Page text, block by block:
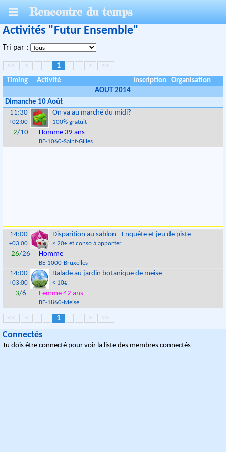
Rencontre du temps
Activités "Futur Ensemble"
Tri par :
<< < 1 > >>
Timing Activité Inscription
Organisation
AOUT 2014
Dimanche 10 Août
11:30
+02:00
On va au marché du midi?
100% gratuit
2/10 Homme 39 ans
BE-1060-Saint-Gilles
14:00
+03:00
Disparition au sablon - Enquête et jeu de piste
< 20€ et conso à apporter
26/26 Homme
BE-1000-Bruxelles
14:00
+03:00
Balade au jardin botanique de meise
< 10€
3/6 Femme 42 ans
BE-1860-Meise
<< < 1 > >>
Connectés
Tu dois être connecté pour voir la liste des membres connectés